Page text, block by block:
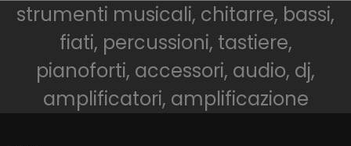
strumenti musicali, chitarre, bassi,
fiati, percussioni, tastiere,
pianoforti, accessori, audio, dj,
amplificatori, amplificazione